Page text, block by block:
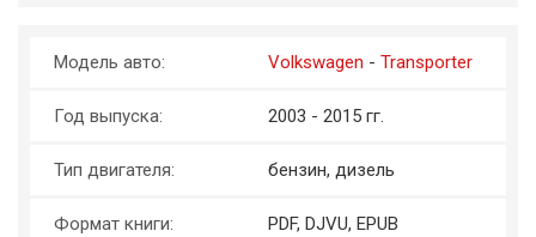
Модель авто: Volkswagen - Transporter
Год выпуска: 2003 - 2015 гг.
Тип двигателя: бензин, дизель
Формат книги: PDF, DJVU, EPUB